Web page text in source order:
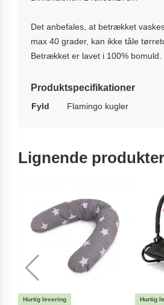
Det anbefales, at betrækket
max 40 grader, kan ikke tåle
Betrækket er lavet i 100% bomuld.
Produktspecifikationer
Fyld Flamingo kugler
Lignende produkter